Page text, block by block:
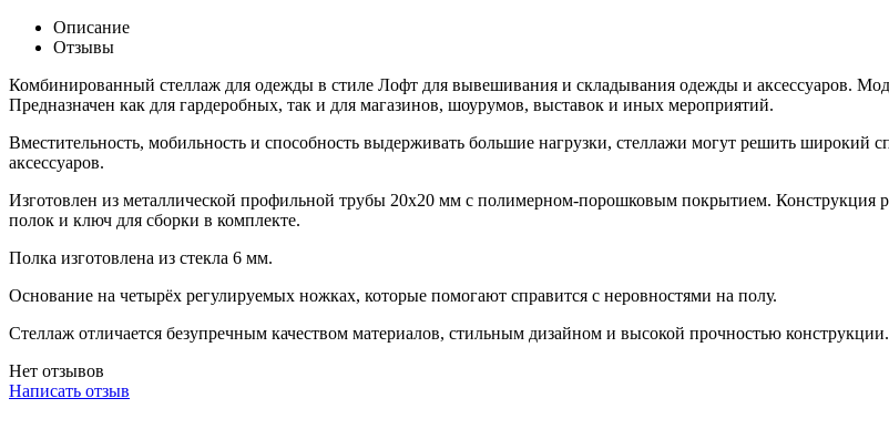
Описание
Отзывы
Комбинированный стеллаж для одежды в стиле Лофт для вывешивания и складывания одежды и аксессуаров.
Предназначен как для гардеробных, так и для магазинов, шоурумов, выставок и иных мероприятий.
Вместительность, мобильность и способность выдерживать большие нагрузки, стеллажи могут решить широкий
аксессуаров.
Изготовлен из металлической профильной трубы 20х20 мм с полимерном-порошковым покрытием. Конструкция
полок и ключ для сборки в комплекте.
Полка изготовлена из стекла 6 мм.
Основание на четырёх регулируемых ножках, которые помогают справится с неровностями на полу.
Стеллаж отличается безупречным качеством материалов, стильным дизайном и высокой прочностью конструкции.
Нет отзывов
Написать отзыв